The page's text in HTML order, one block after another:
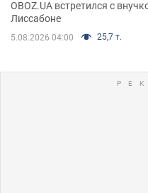
OBOZ.UA встретился с
Лиссабоне
5.08.2026 04:00 25,7 т.